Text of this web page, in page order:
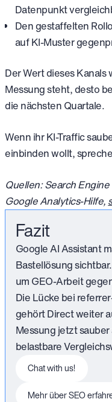
Datenpunkt
Den gestaffelten
auf KI-Muster
Der Wert dieses
Messung steht, desto
die nächsten Quartale.
Wenn ihr KI-Traffic
einbinden wollt,
Quellen: Search
Google Analytics-Hilfe,
Fazit
Google AI Assistant
Bastellösung
um GEO-Arbeit
Die Lücke bei
gehört Direct weiter
Messung jetzt
belastbare
Chat with us!This is some
Mehr über SEOThis is